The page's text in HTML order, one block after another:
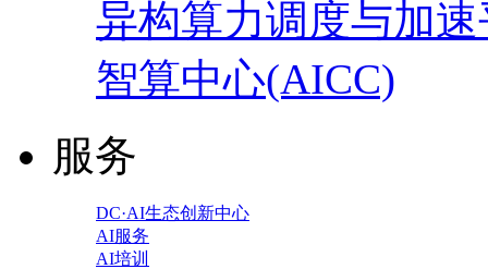
异构算力调度与加
智算中心(AICC)
服务
DC·AI生态创新中心
AI服务
AI培训